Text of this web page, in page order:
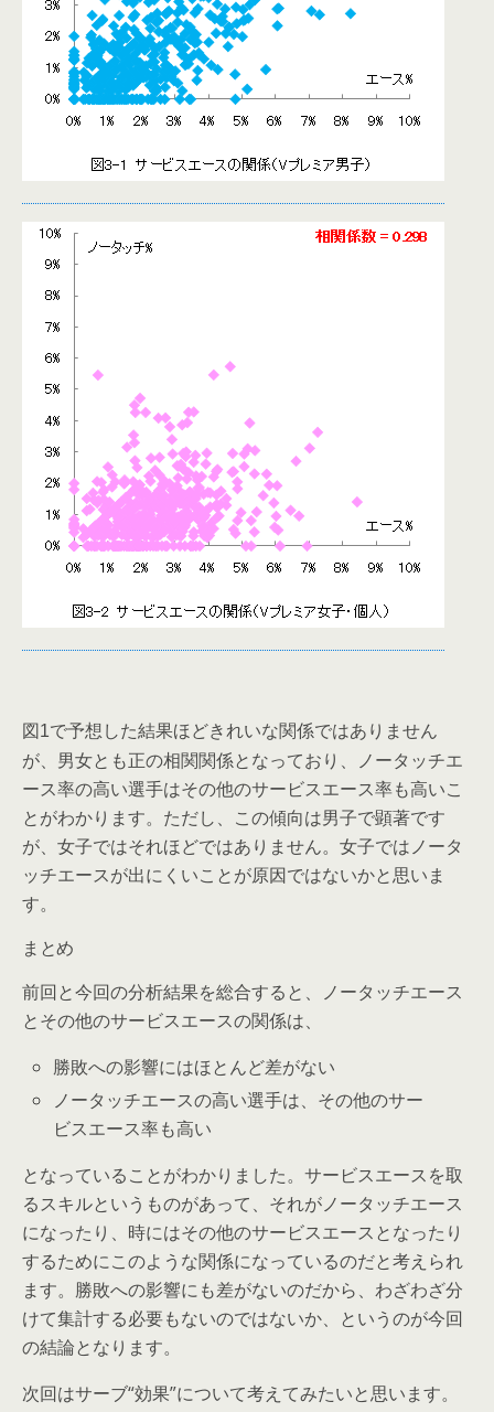
図1で予想した結果ほどきれいな関係ではありません
が、男女とも正の相関関係となっており、ノータッチエ
ース率の高い選手はその他のサービスエース率も高いこ
とがわかります。ただし、この傾向は男子で顕著です
が、女子ではそれほどではありません。女子ではノータ
ッチエースが出にくいことが原因ではないかと思いま
す。
まとめ
前回と今回の分析結果を総合すると、ノータッチエース
とその他のサービスエースの関係は、
勝敗への影響にはほとんど差がない
ノータッチエースの高い選手は、その他のサー
ビスエース率も高い
となっていることがわかりました。サービスエースを取
るスキルというものがあって、それがノータッチエース
になったり、時にはその他のサービスエースとなったり
するためにこのような関係になっているのだと考えられ
ます。勝敗への影響にも差がないのだから、わざわざ分
けて集計する必要もないのではないか、というのが今回
の結論となります。
次回はサーブ“効果”について考えてみたいと思います。